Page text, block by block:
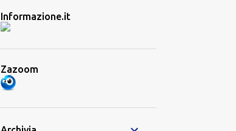
Informazione.it
Zazoom